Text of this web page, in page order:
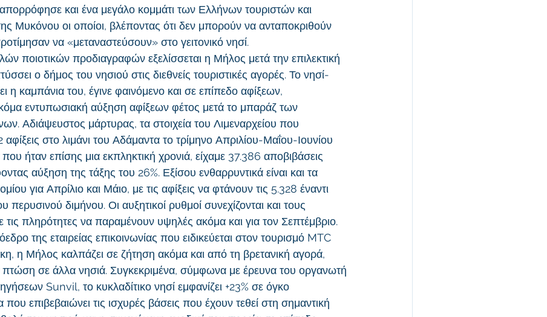
και ένα μεγάλο κομμάτι των Ελλήνων τουριστών και
Μυκόνου οι οποίοι, βλέποντας ότι δεν μπορούν να ανταποκριθούν
να «μεταναστεύσουν» στο γειτονικό νησί.
ποιοτικών προδιαγραφών εξελίσσεται η Μήλος μετά την επιλεκτική
ο δήμος του νησιού στις διεθνείς τουριστικές αγορές. Το νησί-
η καμπάνια του, έγινε φαινόμενο και σε επίπεδο αφίξεων,
εντυπωσιακή αύξηση αφίξεων φέτος μετά το μπαράζ των
Αδιάψευστος μάρτυρας, τα στοιχεία του Λιμεναρχείου που
στο λιμάνι του Αδάμαντα το τρίμηνο Απριλίου-Μαΐου-Ιουνίου
ήταν επίσης μια εκπληκτική χρονιά, είχαμε 37.386 αποβιβάσεις
αύξηση της τάξης του 26%. Εξίσου ενθαρρυντικά είναι και τα
για Απρίλιο και Μάιο, με τις αφίξεις να φτάνουν τις 5.328 έναντι
περυσινού διμήνου. Οι αυξητικοί ρυθμοί συνεχίζονται και τους
πληρότητες να παραμένουν υψηλές ακόμα και για τον Σεπτέμβριο.
της εταιρείας επικοινωνίας που ειδικεύεται στον τουρισμό MTC
η Μήλος καλπάζει σε ζήτηση ακόμα και από τη βρετανική αγορά,
πτώση σε άλλα νησιά. Συγκεκριμένα, σύμφωνα με έρευνα του οργανωτή
Sunvil, το κυκλαδίτικο νησί εμφανίζει +23% σε όγκο
επιβεβαιώνει τις ισχυρές βάσεις που έχουν τεθεί στη σημαντική